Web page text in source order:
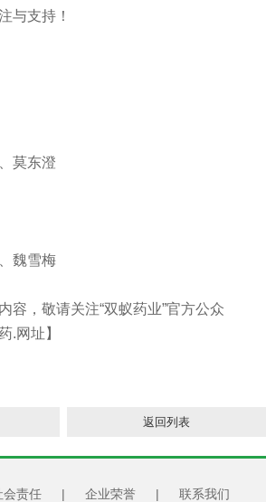
支持！
莫东澄
魏雪梅
，敬请关注“双蚁药业”官方公众
.网址】
返回列表
会责任 | 企业荣誉 | 联系我们